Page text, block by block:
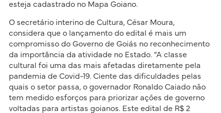
esteja cadastrado no Mapa Goiano.
O secretário interino de Cultura, César Moura,
considera que o lançamento do edital é mais um
compromisso do Governo de Goiás no reconhecimento
da importância da atividade no Estado. “A classe
cultural foi uma das mais afetadas diretamente pela
pandemia de Covid-19. Ciente das dificuldades pelas
quais o setor passa, o governador Ronaldo Caiado não
tem medido esforços para priorizar ações de governo
voltadas para artistas goianos. Este edital de R$ 2